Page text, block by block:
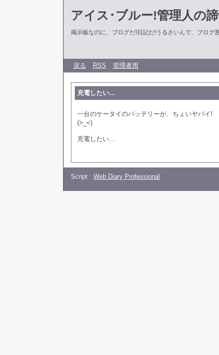
アイス･ブルー!管理人の
掲示板なのに、ブログだ!日記だ!うるさいんで、ブログ
戻る RSS 管理者用
充電したい…
一台のケータイのバッテリーが、ちょいヤバイ!
(>_<)
充電したい…
Script : Web Diary Professional